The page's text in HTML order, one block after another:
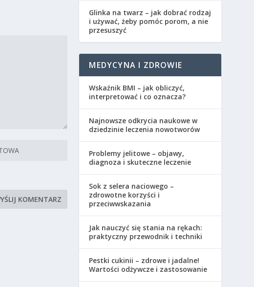
Glinka na twarz – jak dobrać rodzaj
i używać, żeby pomóc porom, a nie
przesuszyć
MEDYCYNA I ZDROWIE
Wskaźnik BMI – jak obliczyć,
interpretować i co oznacza?
Najnowsze odkrycia naukowe w
dziedzinie leczenia nowotworów
Problemy jelitowe – objawy,
diagnoza i skuteczne leczenie
Sok z selera naciowego –
zdrowotne korzyści i
przeciwwskazania
Jak nauczyć się stania na rękach:
praktyczny przewodnik i techniki
Pestki cukinii – zdrowe i jadalne!
Wartości odżywcze i zastosowanie